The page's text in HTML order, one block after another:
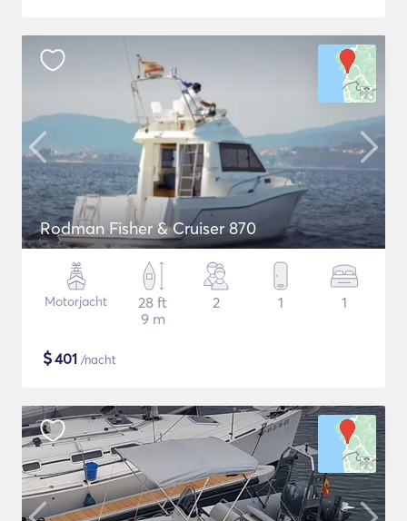
Rodman Fisher & Cruiser 870
Motorjacht
28 ft
9 m
2 1 1
$401 /nacht